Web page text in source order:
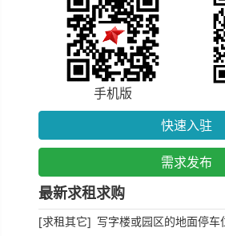
手机版
快速入驻
需求发布
最新求租求购
[求租其它] 写字楼或园区的地面停车